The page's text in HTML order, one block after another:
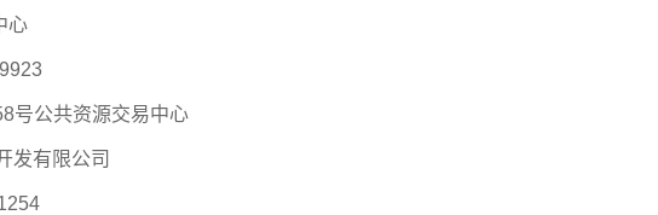
心
号公共资源交易中心
发有限公司